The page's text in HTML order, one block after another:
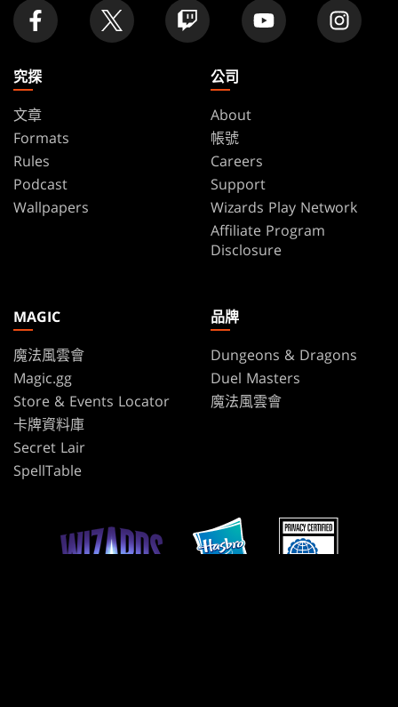
究探
文章
Formats
Rules
Podcast
Wallpapers
公司
About
帳號
Careers
Support
Wizards Play Network
Affiliate Program
Disclosure
MAGIC
魔法風雲會
Magic.gg
Store & Events Locator
卡牌資料庫
Secret Lair
SpellTable
品牌
Dungeons & Dragons
Duel Masters
魔法風雲會